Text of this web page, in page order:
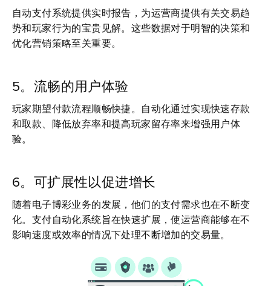
自动支付系统提供实时报告，为运营商提供有关交易趋
势和玩家行为的宝贵见解。这些数据对于明智的决策和
优化营销策略至关重要。
5。流畅的用户体验
玩家期望付款流程顺畅快捷。自动化通过实现快速存款
和取款、降低放弃率和提高玩家留存率来增强用户体
验。
6。可扩展性以促进增长
随着电子博彩业务的发展，他们的支付需求也在不断变
化。支付自动化系统旨在快速扩展，使运营商能够在不
影响速度或效率的情况下处理不断增加的交易量。